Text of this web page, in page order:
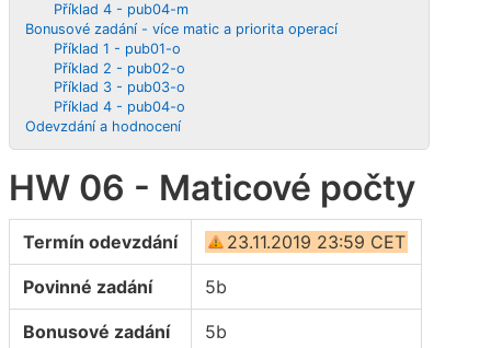
Příklad 4 - pub04-m
Bonusové zadání - více matic a priorita operací
Příklad 1 - pub01-o
Příklad 2 - pub02-o
Příklad 3 - pub03-o
Příklad 4 - pub04-o
Odevzdání a hodnocení
HW 06 - Maticové počty
Termín odevzdání 23.11.2019 23:59 CET
Povinné zadání 5b
Bonusové zadání 5b